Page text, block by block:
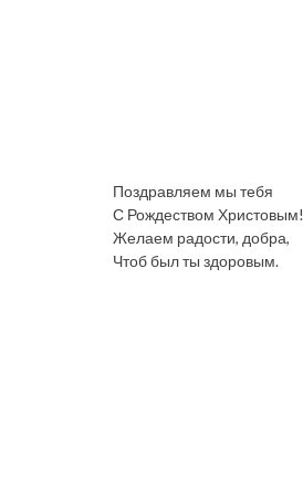
Поздравляем мы тебя
С Рождеством Христовым!
Желаем радости, добра,
Чтоб был ты здоровым.